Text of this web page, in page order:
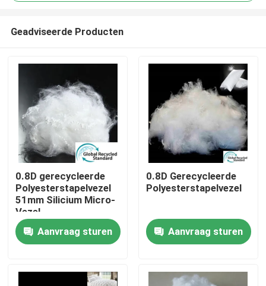
Thuis
Producten
Geadviseerde Producten
0.8D gerecycleerde
Polyesterstapelvezel
51mm Silicium Micro-
Vezel
Aanvraag sturen
0.8D Gerecycleerde
Polyesterstapelvezel
Aanvraag sturen